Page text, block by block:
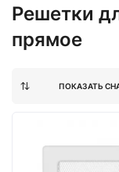
Решетки
прямое
ПОКАЗАТЬ